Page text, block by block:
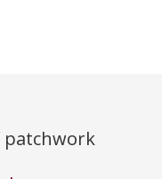
patchwork